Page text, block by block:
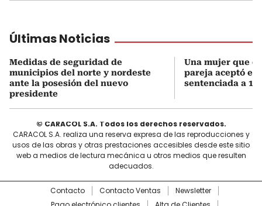
Últimas Noticias
Medidas de seguridad de
municipios del norte y nordeste
ante la posesión del nuevo
presidente
Una mujer que
pareja aceptó el
sentenciada a 18
© CARACOL S.A. Todos los derechos reservados.
CARACOL S.A. realiza una reserva expresa de las reproducciones y
usos de las obras y otras prestaciones accesibles desde este sitio
web a medios de lectura mecánica u otros medios que resulten
adecuados.
Contacto Contacto Ventas
Newsletter